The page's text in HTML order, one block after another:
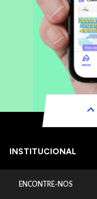
INSTITUCIONAL
ENCONTRE-NOS